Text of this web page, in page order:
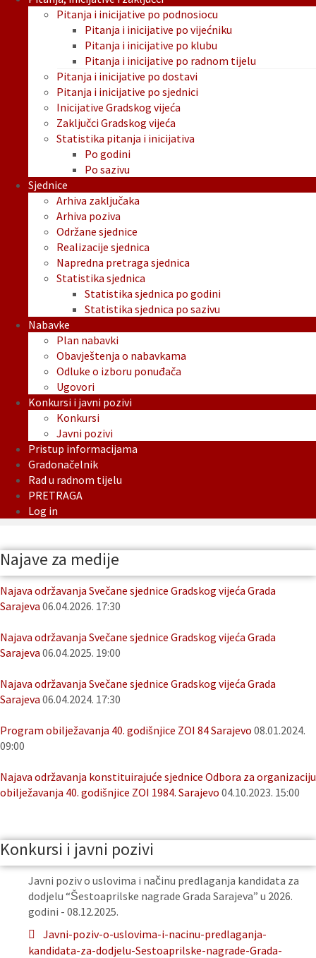
Pitanja i inicijative po podnosiocu
Pitanja i inicijative po vijećniku
Pitanja i inicijative po klubu
Pitanja i inicijative po radnom tijelu
Pitanja i inicijative po dostavi
Pitanja i inicijative po sjednici
Inicijative Gradskog vijeća
Zaključci Gradskog vijeća
Statistika pitanja i inicijativa
Po godini
Po sazivu
Sjednice
Arhiva zaključaka
Arhiva poziva
Održane sjednice
Realizacije sjednica
Napredna pretraga sjednica
Statistika sjednica
Statistika sjednica po godini
Statistika sjednica po sazivu
Nabavke
Plan nabavki
Obavještenja o nabavkama
Odluke o izboru ponuđača
Ugovori
Konkursi i javni pozivi
Konkursi
Javni pozivi
Pristup informacijama
Gradonačelnik
Rad u radnom tijelu
PRETRAGA
Log in
Najave za medije
Najava održavanja Svečane sjednice Gradskog vijeća Grada
Sarajeva 06.04.2026. 17:30
Najava održavanja Svečane sjednice Gradskog vijeća Grada
Sarajeva 06.04.2025. 19:00
Najava održavanja Svečane sjednice Gradskog vijeća Grada
Sarajeva 06.04.2024. 17:30
Program obilježavanja 40. godišnjice ZOI 84 Sarajevo 08.01.2024.
09:00
Najava održavanja konstituirajuće sjednice Odbora za organizaciju
obilježavanja 40. godišnjice ZOI 1984. Sarajevo 04.10.2023. 15:00
Konkursi i javni pozivi
Javni poziv o uslovima i načinu predlaganja kandidata za
dodjelu “Šestoaprilske nagrade Grada Sarajeva” u 2026.
godini - 08.12.2025.
Javni-poziv-o-uslovima-i-nacinu-predlaganja-
kandidata-za-dodjelu-Sestoaprilske-nagrade-Grada-